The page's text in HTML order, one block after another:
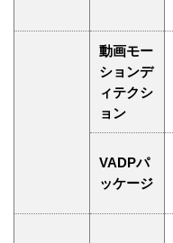
動画モー
ションデ
ィテクシ
ョン
VADPパ
ッケージ